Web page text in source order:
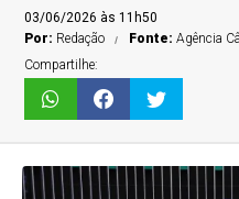
03/06/2026 às 11h50
Por: Redação Fonte:Agência
Compartilhe: